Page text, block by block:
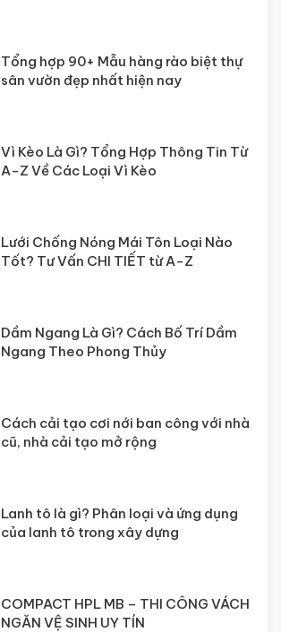
Tổng hợp 90+ Mẫu hàng rào biệt thự
sân vườn đẹp nhất hiện nay
Vì Kèo Là Gì? Tổng Hợp Thông Tin Từ
A-Z Về Các Loại Vì Kèo
Lưới Chống Nóng Mái Tôn Loại Nào
Tốt? Tư Vấn CHI TIẾT từ A-Z
Dầm Ngang Là Gì? Cách Bố Trí Dầm
Ngang Theo Phong Thủy
Cách cải tạo cơi nới ban công với nhà
cũ, nhà cải tạo mở rộng
Lanh tô là gì? Phân loại và ứng dụng
của lanh tô trong xây dựng
COMPACT HPL MB – THI CÔNG VÁCH
NGĂN VỆ SINH UY TÍN